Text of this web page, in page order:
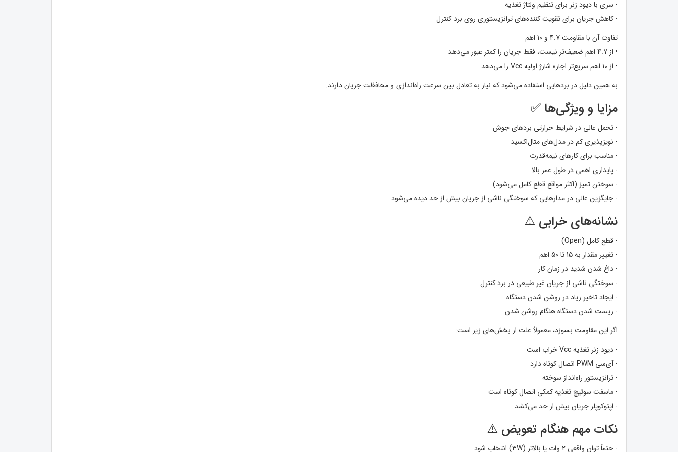
- سری با دیود زنر برای تنظیم ولتاژ تغذیه
- کاهش جریان برای تقویت کننده‌های ترانزیستوری روی برد کنترل
تفاوت آن با مقاومت 4.7 و 10 اهم
• از 4.7 اهم ضعیف‌تر نیست، فقط جریان را کمتر عبور می‌دهد
• از 10 اهم سریع‌تر اجازه شارژ اولیه Vcc را می‌دهد
به همین دلیل در بردهایی استفاده می‌شود که نیاز به تعادل بین سرعت راه‌اندازی و محافظت جریان دارند.
مزایا و ویژگی‌ها ✅
- تحمل عالی در شرایط حرارتی بردهای جوش
- نویزپذیری کم در مدل‌های متال‌اکسید
- مناسب برای کارهای نیمه‌قدرت
- پایداری اهمی در طول عمر بالا
- سوختن تمیز (اکثر مواقع قطع کامل می‌شود)
- جایگزین عالی در مدارهایی که سوختگی ناشی از جریان بیش از حد دیده می‌شود
نشانه‌های خرابی ⚠️
- قطع کامل (Open)
- تغییر مقدار به 15 تا 50 اهم
- داغ شدن شدید در زمان کار
- سوختگی ناشی از جریان غیر طبیعی در برد کنترل
- ایجاد تاخیر زیاد در روشن شدن دستگاه
- ریست شدن دستگاه هنگام روشن شدن
اگر این مقاومت بسوزد، معمولاً علت از بخش‌های زیر است:
- دیود زنر تغذیه Vcc خراب است
- آی‌سی PWM اتصال کوتاه دارد
- ترانزیستور راه‌انداز سوخته
- ماسفت سوئیچ تغذیه کمکی اتصال کوتاه است
- اپتوکوپلر جریان بیش از حد می‌کشد
نکات مهم هنگام تعویض ⚠️
- حتماً توان واقعی 2 وات یا بالاتر (3W) انتخاب شود